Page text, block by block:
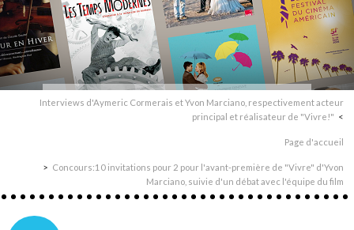
Interviews d'Aymeric Cormerais et Yvon Marciano, respectivement acteur
principal et réalisateur de "Vivre!"
Page d'accueil
Concours:10 invitations pour 2 pour l'avant-première de "Vivre" d'Yvon
Marciano, suivie d'un débat avec l'équipe du film